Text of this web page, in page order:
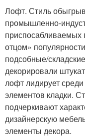
Лофт. Стиль
промышленно-
приспосабливаемых
отцом»
подсобные/
декорировали
лофт лидирует
элементов кладки.
подчеркивают
дизайнерскую
элементы декора.